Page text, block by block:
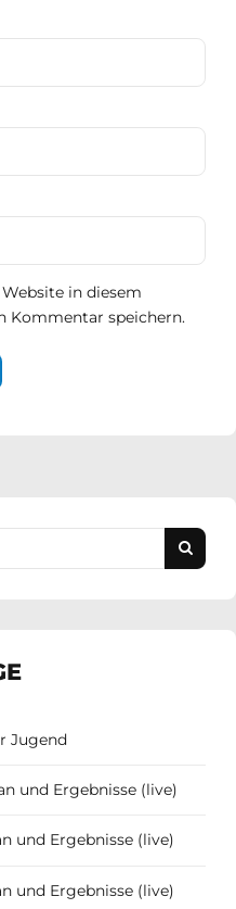
in diesem
Kommentar speichern.
Jugend
und Ergebnisse (live)
und Ergebnisse (live)
und Ergebnisse (live)